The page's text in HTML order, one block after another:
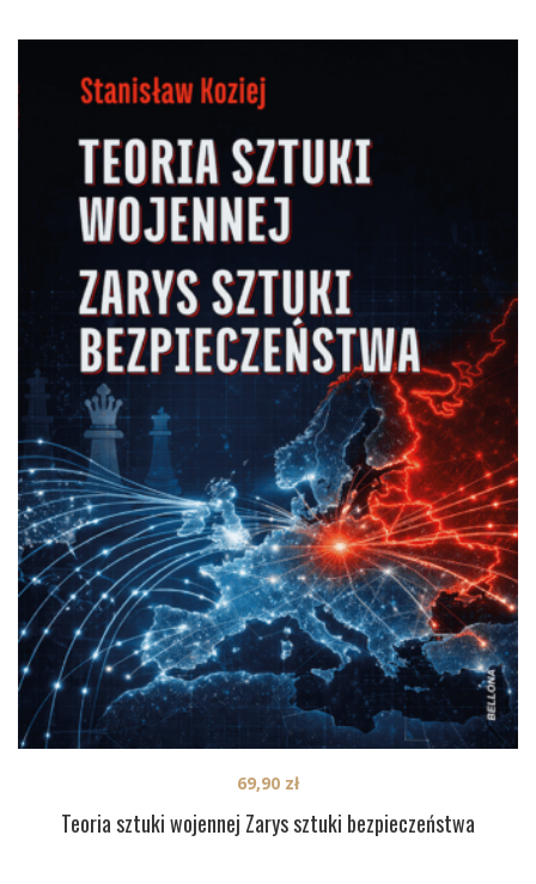
Teoria sztuki wojennej Zarys sztuki bezpieczeństwa
69,90 zł